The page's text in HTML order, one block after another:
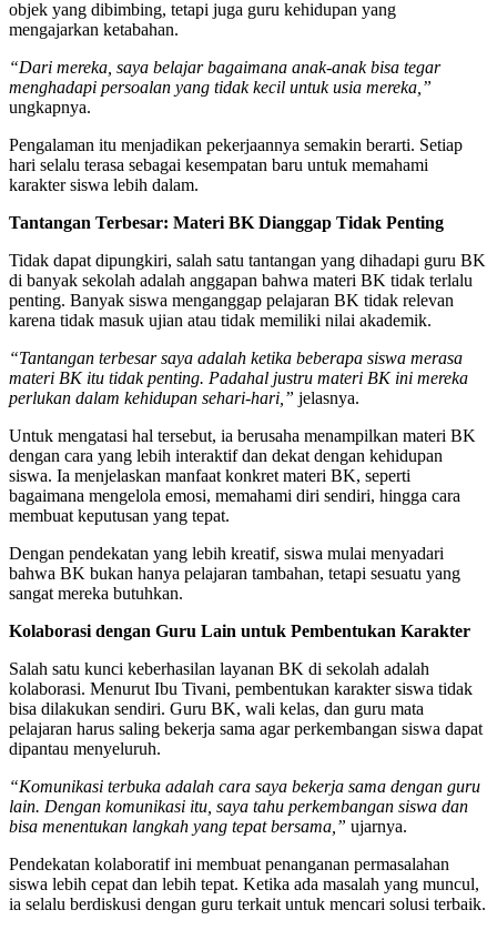
objek yang dibimbing, tetapi juga guru kehidupan yang
mengajarkan ketabahan.
“Dari mereka, saya belajar bagaimana anak-anak bisa tegar
menghadapi persoalan yang tidak kecil untuk usia mereka,”
ungkapnya.
Pengalaman itu menjadikan pekerjaannya semakin berarti. Setiap
hari selalu terasa sebagai kesempatan baru untuk memahami
karakter siswa lebih dalam.
Tantangan Terbesar: Materi BK Dianggap Tidak Penting
Tidak dapat dipungkiri, salah satu tantangan yang dihadapi guru BK
di banyak sekolah adalah anggapan bahwa materi BK tidak terlalu
penting. Banyak siswa menganggap pelajaran BK tidak relevan
karena tidak masuk ujian atau tidak memiliki nilai akademik.
“Tantangan terbesar saya adalah ketika beberapa siswa merasa
materi BK itu tidak penting. Padahal justru materi BK ini mereka
perlukan dalam kehidupan sehari-hari,” jelasnya.
Untuk mengatasi hal tersebut, ia berusaha menampilkan materi BK
dengan cara yang lebih interaktif dan dekat dengan kehidupan
siswa. Ia menjelaskan manfaat konkret materi BK, seperti
bagaimana mengelola emosi, memahami diri sendiri, hingga cara
membuat keputusan yang tepat.
Dengan pendekatan yang lebih kreatif, siswa mulai menyadari
bahwa BK bukan hanya pelajaran tambahan, tetapi sesuatu yang
sangat mereka butuhkan.
Kolaborasi dengan Guru Lain untuk Pembentukan Karakter
Salah satu kunci keberhasilan layanan BK di sekolah adalah
kolaborasi. Menurut Ibu Tivani, pembentukan karakter siswa tidak
bisa dilakukan sendiri. Guru BK, wali kelas, dan guru mata
pelajaran harus saling bekerja sama agar perkembangan siswa dapat
dipantau menyeluruh.
“Komunikasi terbuka adalah cara saya bekerja sama dengan guru
lain. Dengan komunikasi itu, saya tahu perkembangan siswa dan
bisa menentukan langkah yang tepat bersama,” ujarnya.
Pendekatan kolaboratif ini membuat penanganan permasalahan
siswa lebih cepat dan lebih tepat. Ketika ada masalah yang muncul,
ia selalu berdiskusi dengan guru terkait untuk mencari solusi terbaik.